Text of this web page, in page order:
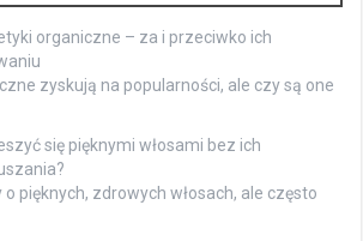
organiczne – za i przeciwko ich
zyskują na popularności, ale czy są one
się pięknymi włosami bez ich
pięknych, zdrowych włosach, ale często